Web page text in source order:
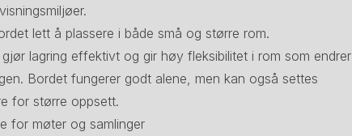
lett å plassere i både små og større rom.
lagring effektivt og gir høy fleksibilitet i rom som endrer
Bordet fungerer godt alene, men kan også settes
for større oppsett.
for møter og samlinger